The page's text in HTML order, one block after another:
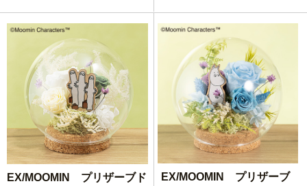
EX/MOOMIN プリザーブド
EX/MOOMIN プリザーブ